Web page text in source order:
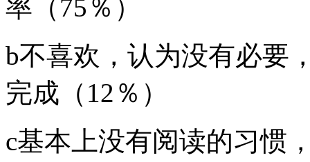
率（75％）
b不喜欢，认为没有必要
完成（12％）
c基本上没有阅读的习惯